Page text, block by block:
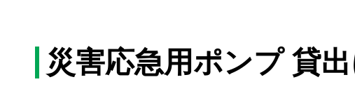
災害応急⽤ポンプ 貸